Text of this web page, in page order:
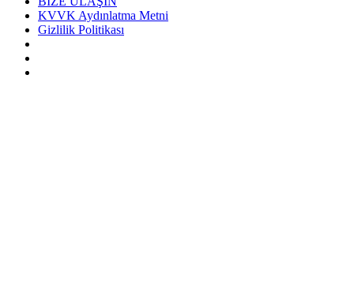
KVVK Aydınlatma Metni
Gizlilik Politikası